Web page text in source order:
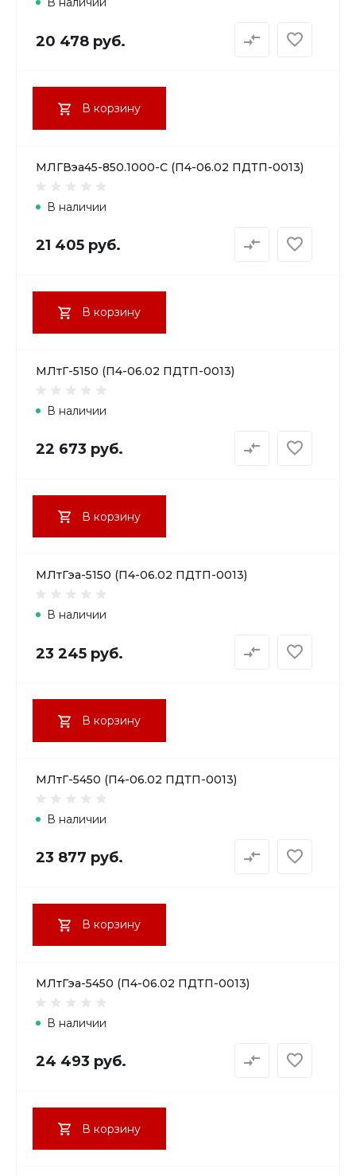
20 478 руб.
В корзину
МЛГВэа45-850.1000-С (П4-06.02 ПДТП-0013)
В наличии
21 405 руб.
В корзину
МЛтГ-5150 (П4-06.02 ПДТП-0013)
В наличии
22 673 руб.
В корзину
МЛтГэа-5150 (П4-06.02 ПДТП-0013)
В наличии
23 245 руб.
В корзину
МЛтГ-5450 (П4-06.02 ПДТП-0013)
В наличии
23 877 руб.
В корзину
МЛтГэа-5450 (П4-06.02 ПДТП-0013)
В наличии
24 493 руб.
В корзину